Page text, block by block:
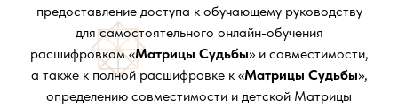
предоставление доступа к обучающему руководству
для самостоятельного онлайн-обучения
расшифровкам «Матрицы Судьбы» и совместимости,
а также к полной расшифровке к «Матрицы Судьбы»,
определению совместимости и детской Матрицы